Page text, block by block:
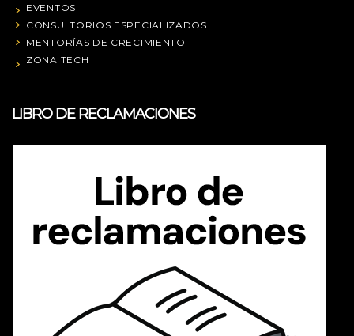
EVENTOS
CONSULTORIOS ESPECIALIZADOS
MENTORÍAS DE CRECIMIENTO
ZONA TECH
LIBRO DE RECLAMACIONES